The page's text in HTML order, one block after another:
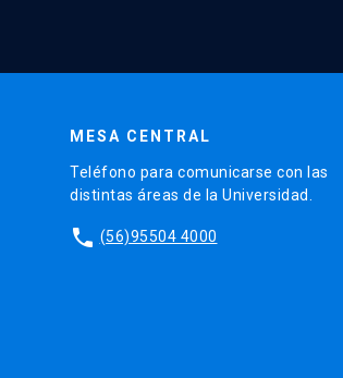
MESA CENTRAL
Teléfono para comunicarse con las
distintas áreas de la Universidad.
phone (56)95504 4000